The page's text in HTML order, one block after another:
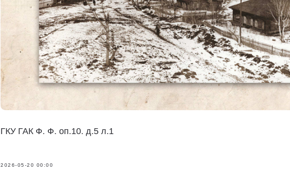
ГКУ ГАК Ф. Ф. оп.10. д.5 л.1
2026-05-20 00:00